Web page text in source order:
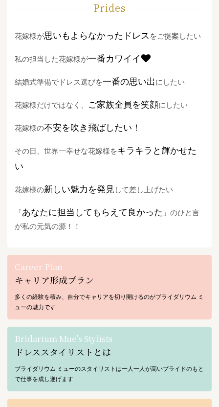
Prides
花嫁様が思いもよらなかったドレス をご提案したい
私の担当した花嫁様が一番カワイイ
結婚式準備でドレス選びを一番の思い出にしたい
花嫁様だけではなく、 ご家族全員を笑顔にしたい
花嫁様の不安を吹き飛ばしたい！
その日、世界一幸せな花嫁様をキラキラと輝かせた
い
花嫁様の新しい魅力を発見 して差し上げたい
「あなたに担当してもらえて良かった 」のひと言
が私の元気の源！！
Career Plan
キャリア形成プラン
多くの経験を積み、自分でキャリアを切り開けるのがブライダリウム ミ
ューの魅力です
Bridarium Mue's Stylists
ドレススタイリストとは
ブライダリウム ミューのスタイリストは一人一人が高いプライドのもと
で仕事を成し遂げます